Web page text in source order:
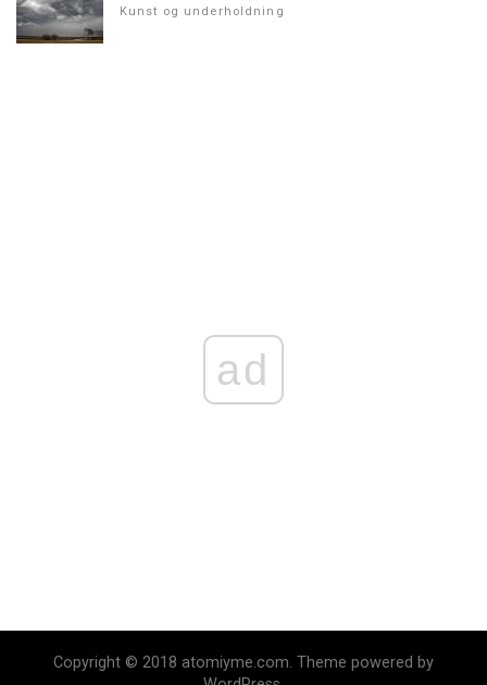
Kunst og underholdning
ad
Copyright © 2018 atomiyme.com. Theme powered by